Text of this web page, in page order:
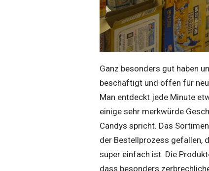
Ganz besonders gut haben
beschäftigt und offen für
Man entdeckt jede Minute
einige sehr merkwürde
Candys spricht. Das
der Bestellprozess gefallen,
super einfach ist. Die
dass besonders